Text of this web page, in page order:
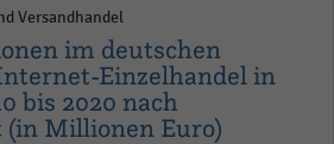
Versandhandel
im deutschen
Einzelhandel in
bis 2020 nach
Millionen Euro)